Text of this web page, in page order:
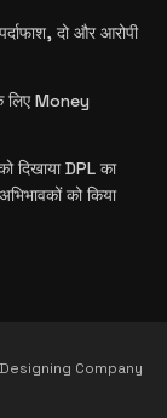
दो और आरोपी
लिए Money
दिखाया DPL का
को किया
Company